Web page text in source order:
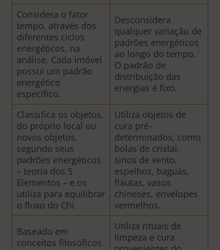
Considera o fator
tempo, através dos
diferentes ciclos
energéticos, na
análise. Cada imóvel
possui um padrão
energético
específico.
Desconsidera
qualquer variação de
padrões energéticos
ao longo do tempo.
O padrão de
distribuição das
energias é fixo.
Classifica os objetos,
do próprio local ou
novos objetos,
segundo seus
padrões energéticos
– teoria dos 5
Elementos – e os
utiliza para equilibrar
o fluxo do Chi.
Utiliza objetos de
cura pré-
determinados, como
bolas de cristal,
sinos de vento,
espelhos, baguás,
flautas, vasos
chineses, envelopes
vermelhos.
Baseado em
conceitos filosóficos
Utiliza rituais de
limpeza e cura